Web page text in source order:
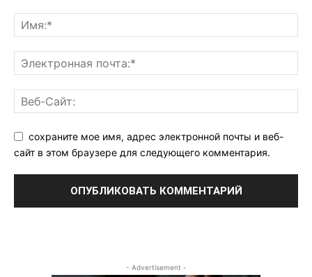
сохраните мое имя, адрес электронной почты и веб-
сайт в этом браузере для следующего комментария.
- Advertisement -